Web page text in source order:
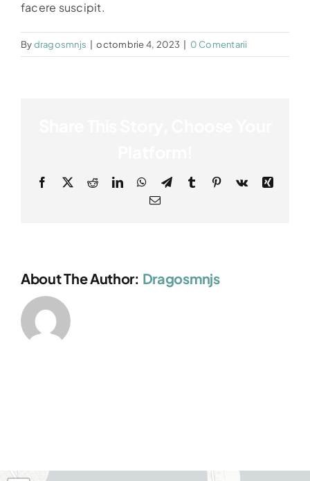
facere suscipit.
Bydragosmnjs octombrie 4, 2023 0 Comentarii
Facebook
X RedditLinkedInWhatsApp
TelegramTumblr Pinterest
Vk
Xing
E-
About The Author: Dragosmnjs